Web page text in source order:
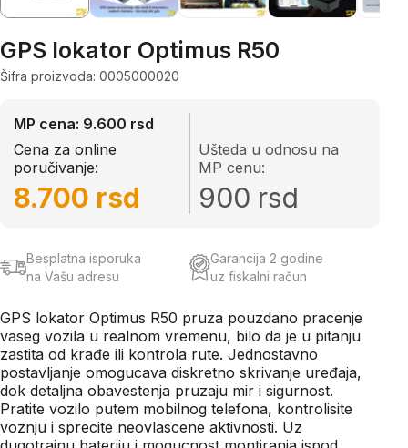
GPS lokator Optimus R50
Šifra proizvoda: 0005000020
MP cena: 9.600 rsd
Cena za online
poručivanje:
8.700 rsd
Ušteda u odnosu na
MP cenu:
900 rsd
GPS lokator Optimus R50 pruza pouzdano pracenje
vaseg vozila u realnom vremenu, bilo da je u pitanju
zastita od krađe ili kontrola rute. Jednostavno
postavljanje omogucava diskretno skrivanje uređaja,
dok detaljna obavestenja pruzaju mir i sigurnost.
Pratite vozilo putem mobilnog telefona, kontrolisite
voznju i sprecite neovlascene aktivnosti. Uz
Besplatna isporuka
na Vašu adresu
Garancija 2 godine
uz fiskalni račun